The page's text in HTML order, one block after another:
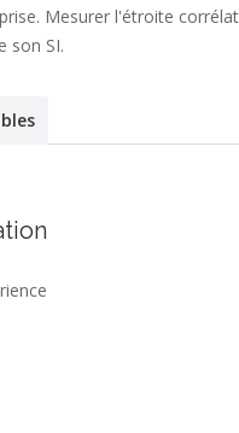
Mesurer l'étroite
son SI.